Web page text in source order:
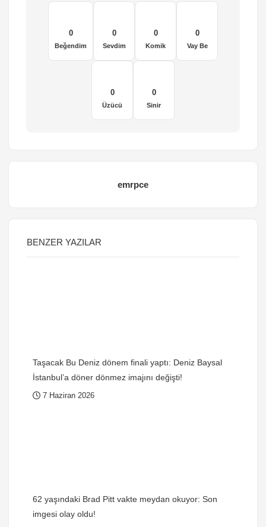
0
Beğendim
0
Sevdim
0
Komik
0
Vay Be
0
Üzücü
0
Sinir
emrpce
BENZER YAZILAR
Taşacak Bu Deniz dönem finali yaptı: Deniz Baysal
İstanbul’a döner dönmez imajını değişti!
7 Haziran 2026
62 yaşındaki Brad Pitt vakte meydan okuyor: Son
imgesi olay oldu!